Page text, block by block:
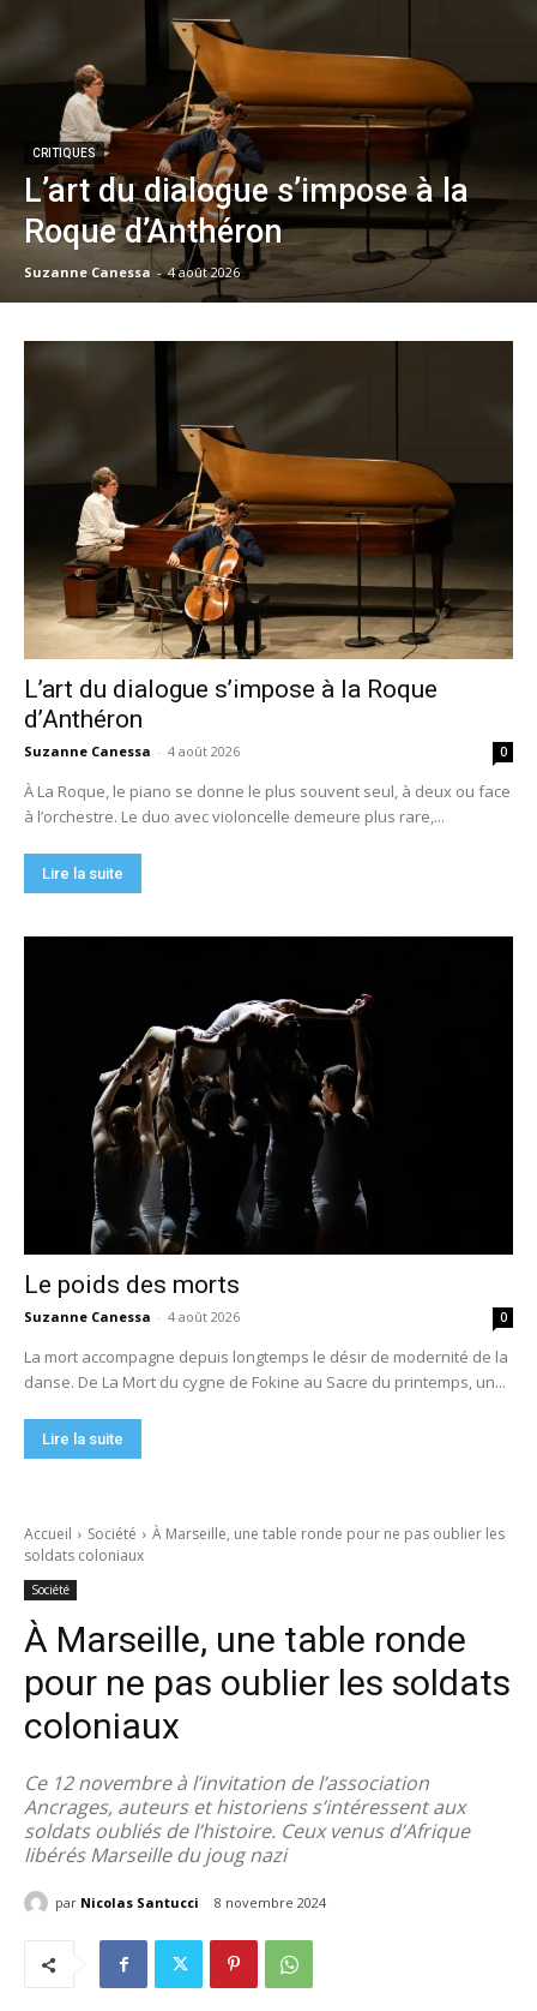
CRITIQUES
L’art du dialogue s’impose à la
Roque d’Anthéron
Suzanne Canessa - 4 août 2026
L’art du dialogue s’impose à la Roque
d’Anthéron
Suzanne Canessa - 4 août 2026 0
À La Roque, le piano se donne le plus souvent seul, à deux ou face
à l’orchestre. Le duo avec violoncelle demeure plus rare,...
Lire la suite
Le poids des morts
Suzanne Canessa - 4 août 2026 0
La mort accompagne depuis longtemps le désir de modernité de la
danse. De La Mort du cygne de Fokine au Sacre du printemps, un...
Lire la suite